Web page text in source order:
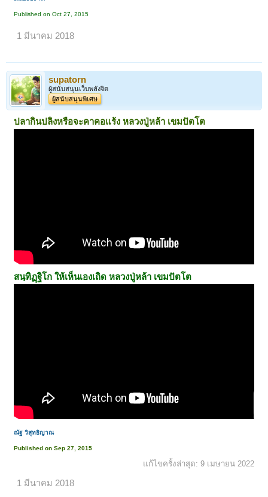
Published on Oct 27, 2015
1 มีนาคม 2018
supatorn
ผู้สนับสนุนเว็บพลังจิต
ผู้สนับสนุนพิเศษ
ปลากินปลิงหรือจะคาคอแร้ง หลวงปู่หล้า เขมปัตโต
สนฺทิฏฺฐิโก ให้เห็นเองเถิด หลวงปู่หล้า เขมปัตโต
ณัฐ วิสุทธิญาณ
Published on Sep 27, 2015
แก้ไขครั้งล่าสุด: 9 เมษายน 2022
1 มีนาคม 2018